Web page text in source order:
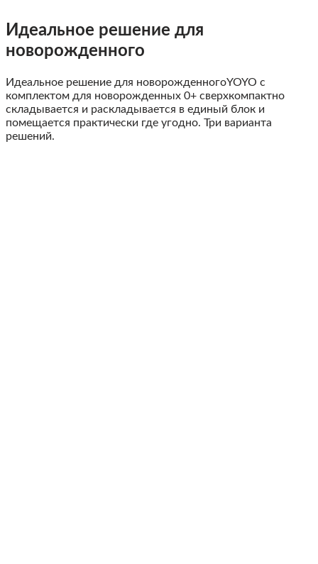
Идеальное решение для
новорожденного
Идеальное решение для новорожденногоYOYO с
комплектом для новорожденных 0+ сверхкомпактно
складывается и раскладывается в единый блок и
помещается практически где угодно. Три варианта
решений.